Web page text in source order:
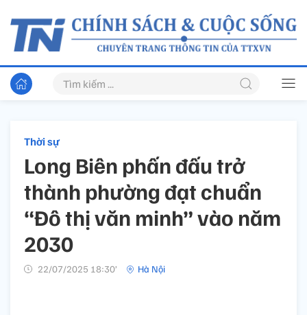
Thời sự
Long Biên phấn đấu trở
thành phường đạt chuẩn
“Đô thị văn minh” vào năm
2030
22/07/2025 18:30’ Hà Nội